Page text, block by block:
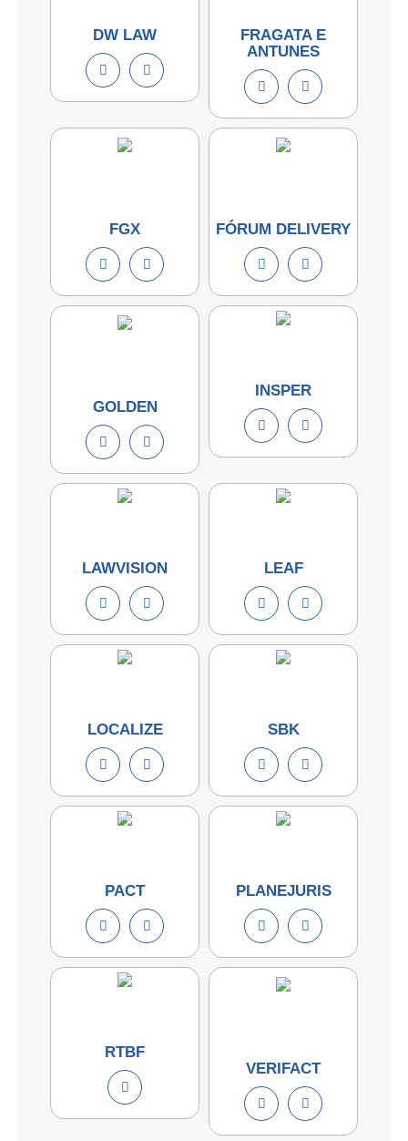
DW LAW
FRAGATA E
ANTUNES
FGX FÓRUM DELIVERY
GOLDEN
INSPER
LAWVISION LEAF
LOCALIZE SBK
PACT PLANEJURIS
RTBF
VERIFACT